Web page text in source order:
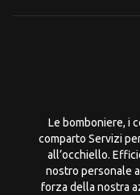
Le bomboniere, i
comparto Servizi
all’occhiello.
nostro personale
forza della nostra